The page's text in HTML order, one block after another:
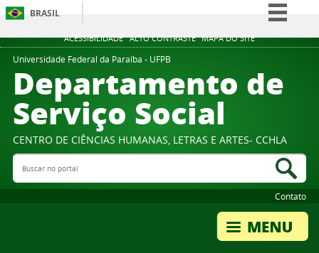
ACESSIBILIDADE ALTO CONTRASTE MAPA DO SITE
BRASIL
Simplifique!
Participe
Acesso à informação
Legislação
Universidade Federal da Paraíba - UFPB
Departamento de
Serviço Social
CENTRO DE CIÊNCIAS HUMANAS, LETRAS E ARTES- CCHLA
Buscar no portal
Contato